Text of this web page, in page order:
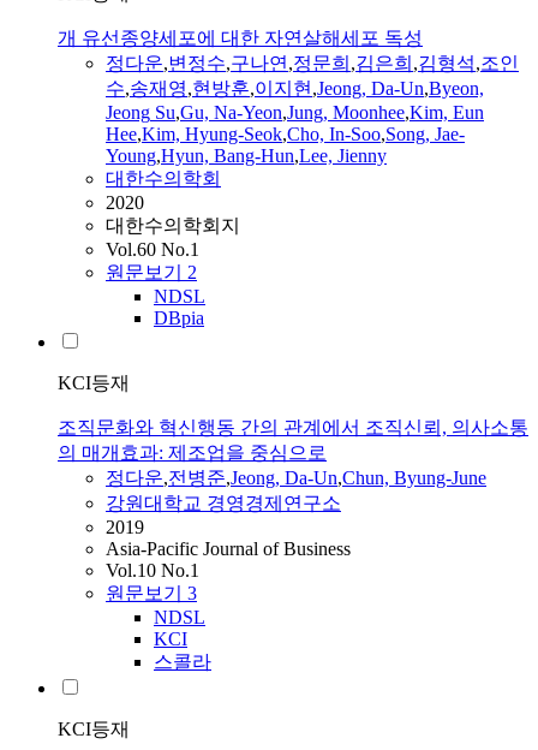
개 유선종양세포에 대한 자연살해세포 독성
정다운,변정수,구나연,정문희 ,김은희 ,김형석,조인
수,송재영,현방훈,이지현,Jeong, Da-Un,Byeon,
Jeong Su,Gu, Na-Yeon,Jung, Moonhee,Kim, Eun
Hee,Kim, Hyung-Seok,Cho, In-Soo,Song, Jae-
Young,Hyun, Bang-Hun,Lee, Jienny
대한수의학회
2020
대한수의학회지
Vol.60 No.1
원문보기 2
NDSL
DBpia
KCI등재
조직문화와 혁신행동 간의 관계에서 조직신뢰, 의사소통
의 매개효과: 제조업을 중심으로
정다운,전병준,Jeong, Da-Un,Chun, Byung-June
강원대학교 경영경제연구소
2019
Asia-Pacific Journal of Business
Vol.10 No.1
원문보기 3
NDSL
KCI
스콜라
KCI등재